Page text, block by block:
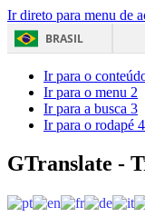
Ir direto para menu de
BRASIL
Ir para o
Ir para o menu 2
Ir para a busca 3
Ir para o rodapé 4
GTranslate -